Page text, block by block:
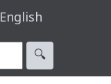
English
🔍︎